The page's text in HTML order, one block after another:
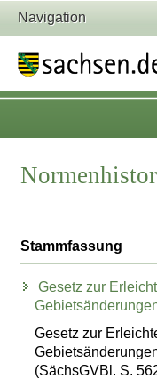
Navigation
Stammfassung
Gesetz zur
Gesetz zur
(SächsGVBl. S.